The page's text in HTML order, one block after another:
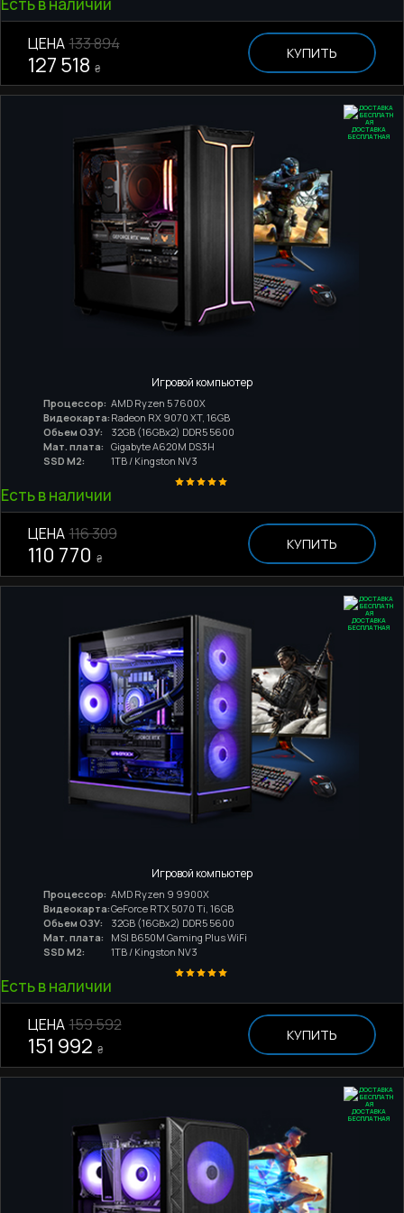
ЦЕНА 133 894
127 518 ₴
КУПИТЬ
ДОСТАВКА
БЕСПЛАТНАЯ
Игровой компьютер
Процессор: AMD Ryzen 5 7600X
Видеокарта: Radeon RX 9070 XT, 16GB
Обьем ОЗУ:
32GB (16GBx2) DDR5 5600
Мат. плата:
Gigabyte A620M DS3H
SSD M2:
1TB / Kingston NV3
Есть в наличии
ЦЕНА 116 309
110 770 ₴
КУПИТЬ
ДОСТАВКА
БЕСПЛАТНАЯ
Игровой компьютер
Процессор: AMD Ryzen 9 9900X
Видеокарта:GeForce RTX 5070 Ti, 16GB
Обьем ОЗУ:
32GB (16GBx2) DDR5 5600
Мат. плата:
MSI B650M Gaming Plus WiFi
SSD M2:
1TB / Kingston NV3
Есть в наличии
ЦЕНА 159 592
151 992 ₴
КУПИТЬ
ДОСТАВКА
БЕСПЛАТНАЯ